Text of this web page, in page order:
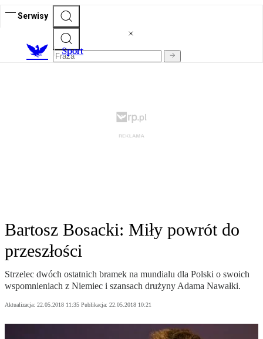
Serwisy
Sport
Bartosz Bosacki: Miły powrót do
przeszłości
Strzelec dwóch ostatnich bramek na mundialu dla Polski o swoich
wspomnieniach z Niemiec i szansach drużyny Adama Nawałki.
Aktualizacja: 22.05.2018 11:35 Publikacja: 22.05.2018 10:21